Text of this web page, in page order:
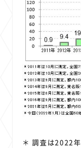
＊ 調査は2022